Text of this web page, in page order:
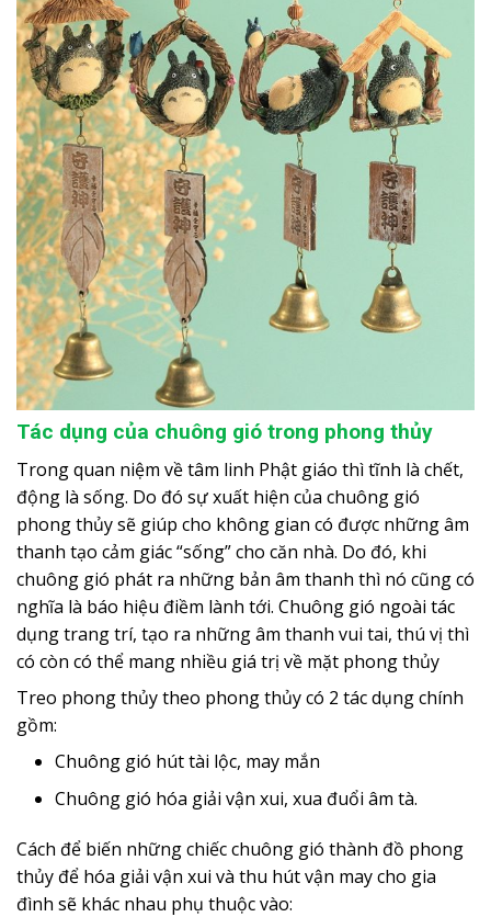
Tác dụng của chuông gió trong phong thủy
Trong quan niệm về tâm linh Phật giáo thì tĩnh là chết,
động là sống. Do đó sự xuất hiện của chuông gió
phong thủy sẽ giúp cho không gian có được những âm
thanh tạo cảm giác “sống” cho căn nhà. Do đó, khi
chuông gió phát ra những bản âm thanh thì nó cũng có
nghĩa là báo hiệu điềm lành tới. Chuông gió ngoài tác
dụng trang trí, tạo ra những âm thanh vui tai, thú vị thì
có còn có thể mang nhiều giá trị về mặt phong thủy
Treo phong thủy theo phong thủy có 2 tác dụng chính
gồm:
Chuông gió hút tài lộc, may mắn
Chuông gió hóa giải vận xui, xua đuổi âm tà.
Cách để biến những chiếc chuông gió thành đồ phong
thủy để hóa giải vận xui và thu hút vận may cho gia
đình sẽ khác nhau phụ thuộc vào: